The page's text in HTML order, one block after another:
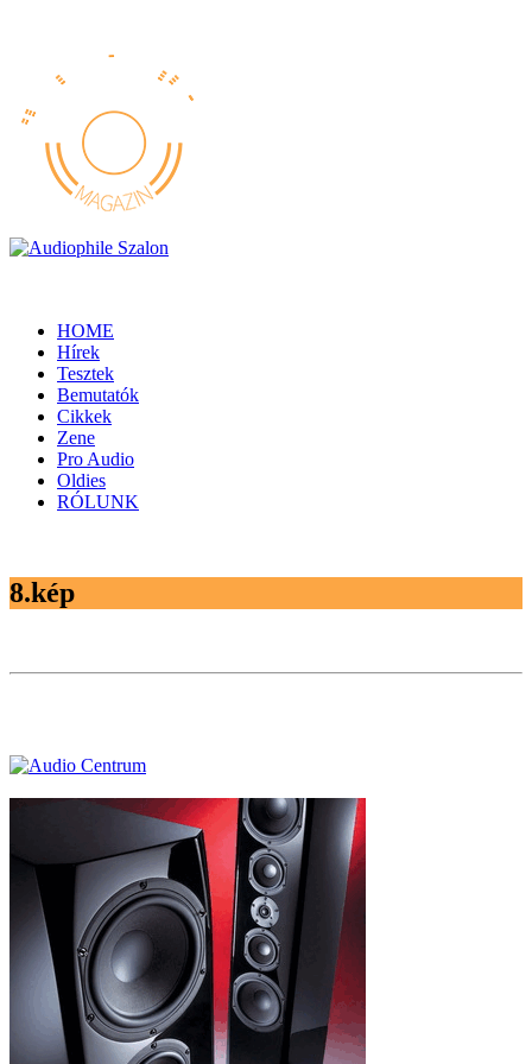
HOME
Hírek
Tesztek
Bemutatók
Cikkek
Zene
Pro Audio
Oldies
RÓLUNK
8.kép